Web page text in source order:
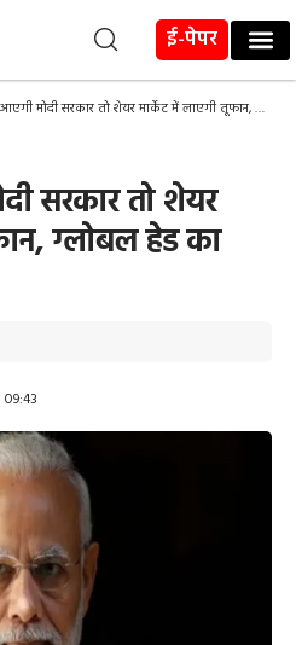
ई-पेपर
मोदी सरकार तो शेयर मार्केट में लाएगी तूफान, ग्लोबल हेड का बड़ा दावा
सरकार तो शेयर
ग्लोबल हेड का